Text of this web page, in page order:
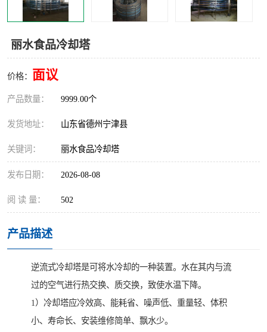
丽水食品冷却塔
价格： 面议
产品数量： 9999.00个
发货地址： 山东省德州宁津县
关键词： 丽水食品冷却塔
发布日期： 2026-08-08
阅 读 量： 502
产品描述
逆流式冷却塔是可将水冷却的一种装置。水在其内与流
过的空气进行热交换、质交换，致使水温下降。
1）冷却塔应冷效高、能耗省、噪声低、重量轻、体积
小、寿命长、安装维修简单、飘水少。